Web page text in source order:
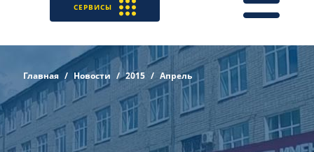
СЕРВИСЫ
Главная Новости 2015 Апрель